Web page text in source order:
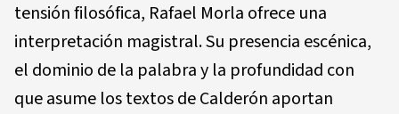
tensión filosófica, Rafael Morla ofrece una
interpretación magistral. Su presencia escénica,
el dominio de la palabra y la profundidad con
que asume los textos de Calderón aportan